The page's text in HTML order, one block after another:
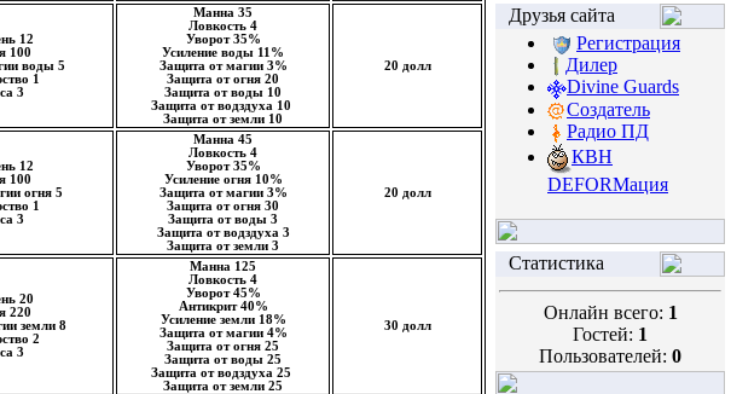
12
100
воды 5
1
3
Манна 35
Ловкость 4
Уворот 35%
Усиление воды 11%
Защита от магии 3%
Защита от огня 20
Защита от воды 10
Защита от водздуха 10
Защита от земли 10
20 долл
12
100
огня 5
1
3
Манна 45
Ловкость 4
Уворот 35%
Усиление огня 10%
Защита от магии 3%
Защита от огня 30
Защита от воды 3
Защита от водздуха 3
Защита от земли 3
20 долл
20
220
земли 8
2
3
Манна 125
Ловкость 4
Уворот 45%
Антикрит 40%
Усиление земли 18%
Защита от магии 4%
Защита от огня 25
Защита от воды 25
Защита от водздуха 25
Защита от земли 25
30 долл
Друзья сайта
Регистрация
Дилер
Divine Guards
Создатель
Радио ПД
КВН
DEFORМация
Статистика
Онлайн всего: 1
Гостей: 1
Пользователей: 0